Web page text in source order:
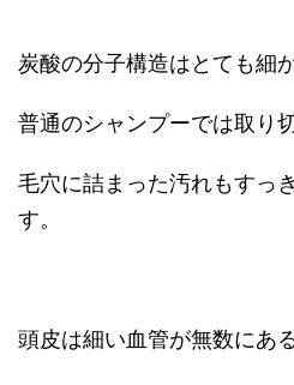
炭酸の分子構造はとても細
普通のシャンプーでは取り
毛穴に詰まった汚れもすっ
す。
頭皮は細い血管が無数にあ